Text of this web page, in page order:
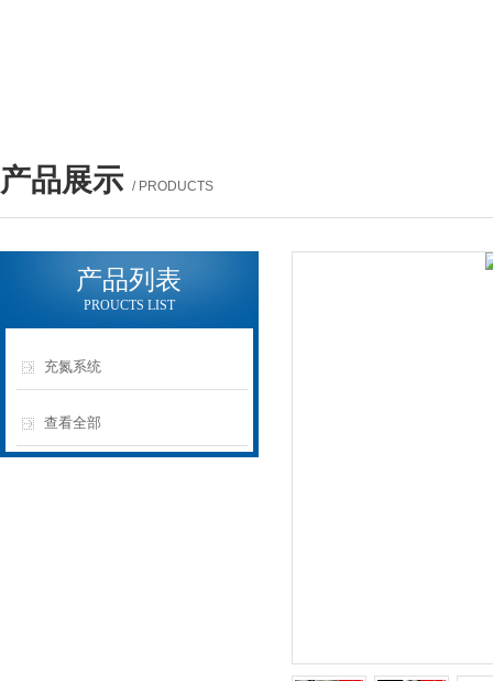
产品展示 / PRODUCTS
产品列表
PROUCTS LIST
充氮系统
查看全部